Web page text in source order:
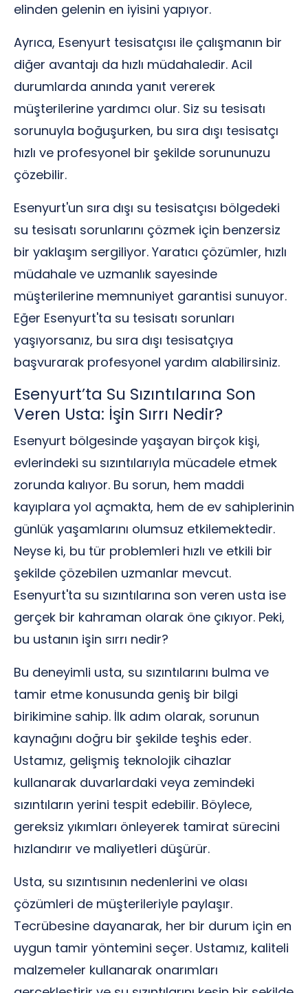
elinden gelenin en iyisini yapıyor.
Ayrıca, Esenyurt tesisatçısı ile çalışmanın bir
diğer avantajı da hızlı müdahaledir. Acil
durumlarda anında yanıt vererek
müşterilerine yardımcı olur. Siz su tesisatı
sorunuyla boğuşurken, bu sıra dışı tesisatçı
hızlı ve profesyonel bir şekilde sorununuzu
çözebilir.
Esenyurt'un sıra dışı su tesisatçısı bölgedeki
su tesisatı sorunlarını çözmek için benzersiz
bir yaklaşım sergiliyor. Yaratıcı çözümler, hızlı
müdahale ve uzmanlık sayesinde
müşterilerine memnuniyet garantisi sunuyor.
Eğer Esenyurt'ta su tesisatı sorunları
yaşıyorsanız, bu sıra dışı tesisatçıya
başvurarak profesyonel yardım alabilirsiniz.
Esenyurt’ta Su Sızıntılarına Son
Veren Usta: İşin Sırrı Nedir?
Esenyurt bölgesinde yaşayan birçok kişi,
evlerindeki su sızıntılarıyla mücadele etmek
zorunda kalıyor. Bu sorun, hem maddi
kayıplara yol açmakta, hem de ev sahiplerinin
günlük yaşamlarını olumsuz etkilemektedir.
Neyse ki, bu tür problemleri hızlı ve etkili bir
şekilde çözebilen uzmanlar mevcut.
Esenyurt'ta su sızıntılarına son veren usta ise
gerçek bir kahraman olarak öne çıkıyor. Peki,
bu ustanın işin sırrı nedir?
Bu deneyimli usta, su sızıntılarını bulma ve
tamir etme konusunda geniş bir bilgi
birikimine sahip. İlk adım olarak, sorunun
kaynağını doğru bir şekilde teşhis eder.
Ustamız, gelişmiş teknolojik cihazlar
kullanarak duvarlardaki veya zemindeki
sızıntıların yerini tespit edebilir. Böylece,
gereksiz yıkımları önleyerek tamirat sürecini
hızlandırır ve maliyetleri düşürür.
Usta, su sızıntısının nedenlerini ve olası
çözümleri de müşterileriyle paylaşır.
Tecrübesine dayanarak, her bir durum için en
uygun tamir yöntemini seçer. Ustamız, kaliteli
malzemeler kullanarak onarımları